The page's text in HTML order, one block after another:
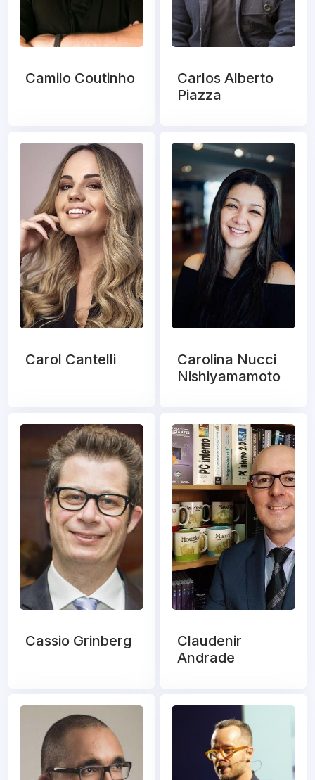
Camilo Coutinho
Carlos Alberto
Piazza
Carol Cantelli
Carolina Nucci
Nishiyamamoto
Cassio Grinberg
Claudenir
Andrade